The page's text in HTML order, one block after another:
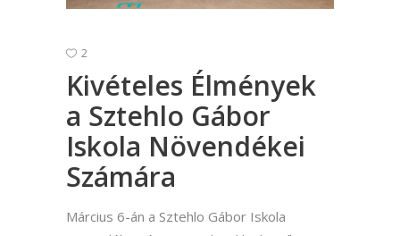
2
Kivételes Élmények
a Sztehlo Gábor
Iskola Növendékei
Számára
Március 6-án a Sztehlo Gábor Iskola